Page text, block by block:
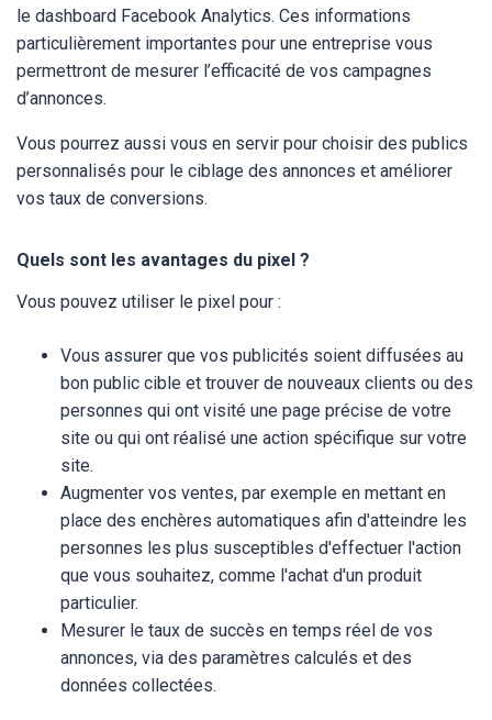
le dashboard Facebook Analytics. Ces informations
particulièrement importantes pour une entreprise vous
permettront de mesurer l’efficacité de vos campagnes
d’annonces.
Vous pourrez aussi vous en servir pour choisir des publics
personnalisés pour le ciblage des annonces et améliorer
vos taux de conversions.
Quels sont les avantages du pixel ?
Vous pouvez utiliser le pixel pour :
Vous assurer que vos publicités soient diffusées au
bon public cible et trouver de nouveaux clients ou des
personnes qui ont visité une page précise de votre
site ou qui ont réalisé une action spécifique sur votre
site.
Augmenter vos ventes, par exemple en mettant en
place des enchères automatiques afin d'atteindre les
personnes les plus susceptibles d'effectuer l'action
que vous souhaitez, comme l'achat d'un produit
particulier.
Mesurer le taux de succès en temps réel de vos
annonces, via des paramètres calculés et des
données collectées.